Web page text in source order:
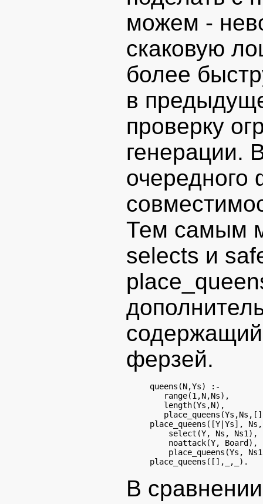
можем -
скаковую
более
в
проверку
генерации.
очередного
Тем самым
selects и
ферзей.
queens(N,Ys) :-
   range(1,N,Ns),
   length(Ys,N),
place_queens([Y|Ys],
    select(Y, Ns, Ns1),
    noattack(Y, Board),
place_queens(Ys,
В